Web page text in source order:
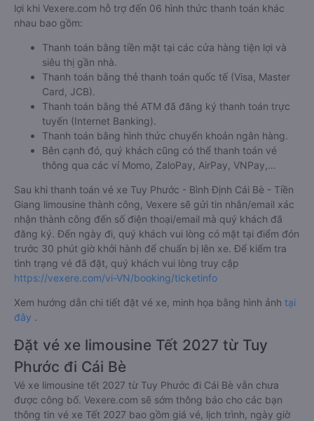
lợi khi Vexere.com hỗ trợ đến 06 hình thức thanh toán khác
nhau bao gồm:
Thanh toán bằng tiền mặt tại các cửa hàng tiện lợi và
siêu thị gần nhà.
Thanh toán bằng thẻ thanh toán quốc tế (Visa, Master
Card, JCB).
Thanh toán bằng thẻ ATM đã đăng ký thanh toán trực
tuyến (Internet Banking).
Thanh toán bằng hình thức chuyển khoản ngân hàng.
Bên cạnh đó, quý khách cũng có thể thanh toán vé
thông qua các ví Momo, ZaloPay, AirPay, VNPay,…
Sau khi thanh toán vé xe Tuy Phước - Bình Định Cái Bè - Tiền
Giang limousine thành công, Vexere sẽ gửi tin nhắn/email xác
nhận thành công đến số điện thoại/email mà quý khách đã
đăng ký. Đến ngày đi, quý khách vui lòng có mặt tại điểm đón
trước 30 phút giờ khởi hành để chuẩn bị lên xe. Để kiểm tra
tình trạng vé đã đặt, quý khách vui lòng truy cập
https://vexere.com/vi-VN/booking/ticketinfo
Xem hướng dẫn chi tiết đặt vé xe, minh họa bằng hình ảnh tại
đây .
Đặt vé xe limousine Tết 2027 từ Tuy
Phước đi Cái Bè
Vé xe limousine tết 2027 từ Tuy Phước đi Cái Bè vẫn chưa
được công bố. Vexere.com sẽ sớm thông báo cho các bạn
thông tin vé xe Tết 2027 bao gồm giá vé, lịch trình, ngày giờ